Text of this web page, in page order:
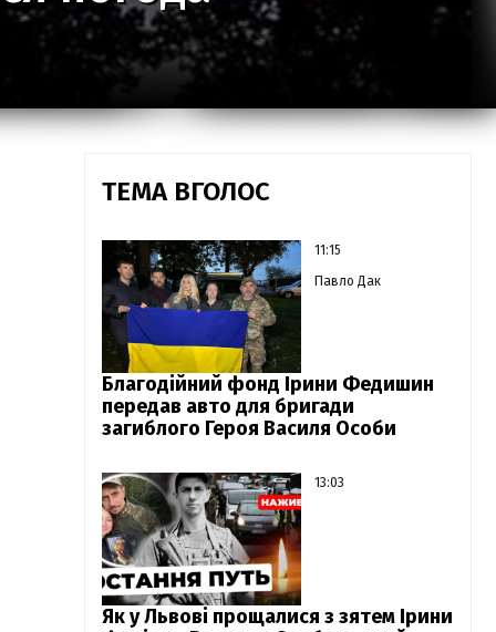
ТЕМА ВГОЛОС
11:15
Павло Дак
Благодійний фонд Ірини Федишин
передав авто для бригади
загиблого Героя Василя Особи
13:03
Як у Львові прощалися з зятем Ірини